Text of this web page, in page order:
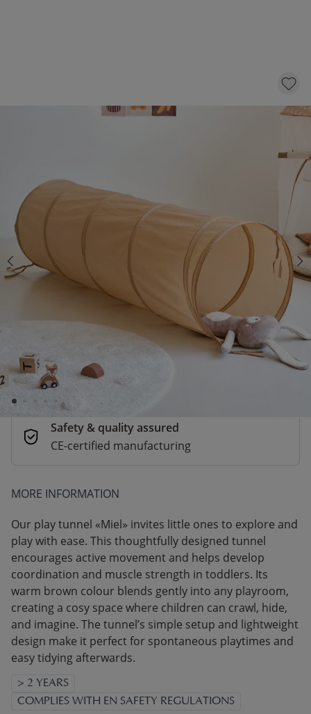
Out of stock
I would like to be informed as soon as this product is back
This product is temporarily unavailable
The expected delivery time is unknown
Pay safely with Credit Card, PayPal, Apple
Pay or Google Pay
Safety & quality assured
CE-certified manufacturing
MORE INFORMATION
Our play tunnel «Miel» invites little ones to explore and
play with ease. This thoughtfully designed tunnel
encourages active movement and helps develop
coordination and muscle strength in toddlers. Its
warm brown colour blends gently into any playroom,
creating a cosy space where children can crawl, hide,
and imagine. The tunnel’s simple setup and lightweight
design make it perfect for spontaneous playtimes and
easy tidying afterwards.
> 2 YEARS
COMPLIES WITH EN SAFETY REGULATIONS